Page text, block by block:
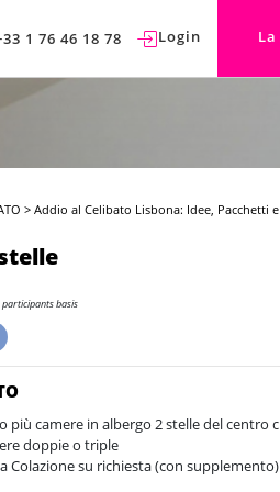
1 76 46 18 78 Login
>Addio al Celibato Lisbona: Idee, Pacchetti
basis
più camere in albergo 2 stelle del centro
doppie o triple
Colazione su richiesta (con supplemento)